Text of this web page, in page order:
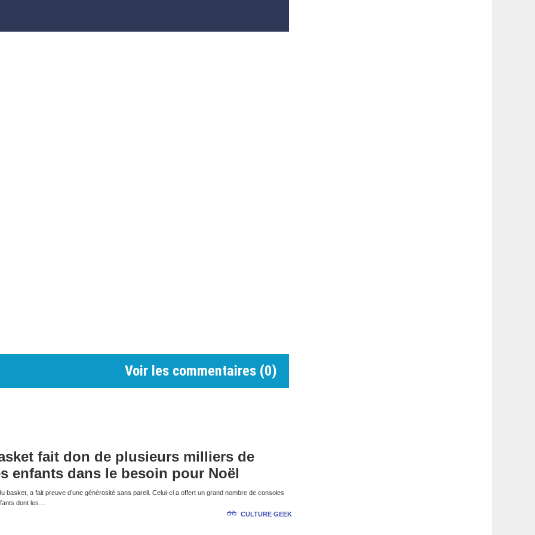
Voir les commentaires (0)
fait don de plusieurs milliers de
enfants dans le besoin pour Noël
basket, a fait preuve d’une générosité sans pareil. Celui-ci a offert un grand nombre de consoles
dont les…
CULTURE GEEK